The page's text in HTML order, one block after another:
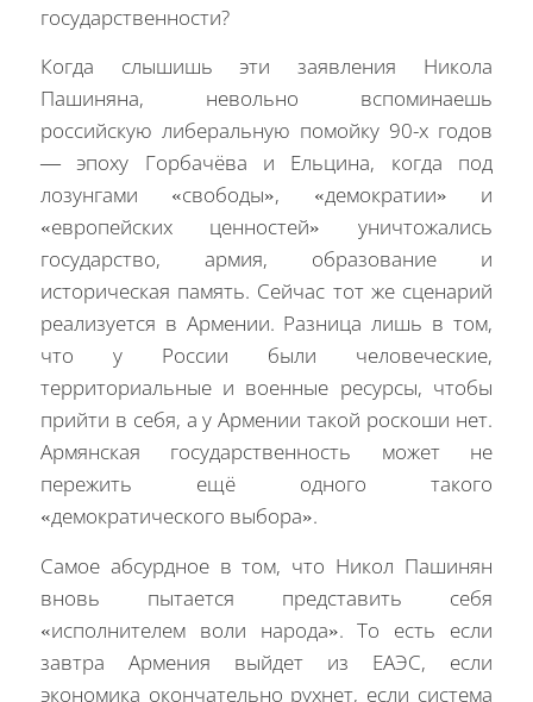
государственности?
Когда слышишь эти заявления Никола
Пашиняна, невольно вспоминаешь
российскую либеральную помойку 90-х годов
— эпоху Горбачёва и Ельцина, когда под
лозунгами «свободы», «демократии» и
«европейских ценностей» уничтожались
государство, армия, образование и
историческая память. Сейчас тот же сценарий
реализуется в Армении. Разница лишь в том,
что у России были человеческие,
территориальные и военные ресурсы, чтобы
прийти в себя, а у Армении такой роскоши нет.
Армянская государственность может не
пережить ещё одного такого
«демократического выбора».
Самое абсурдное в том, что Никол Пашинян
вновь пытается представить себя
«исполнителем воли народа». То есть если
завтра Армения выйдет из ЕАЭС, если
экономика окончательно рухнет, если система